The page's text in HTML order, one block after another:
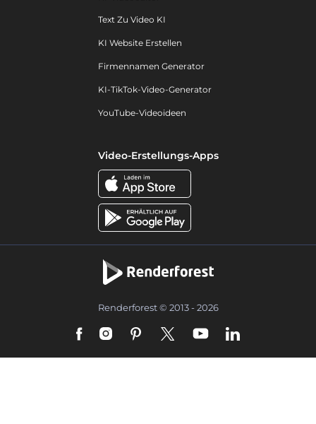
Text Zu Video KI
KI Website Erstellen
Firmennamen Generator
KI-TikTok-Video-Generator
YouTube-Videoideen
Video-Erstellungs-Apps
Renderforest © 2013 - 2026